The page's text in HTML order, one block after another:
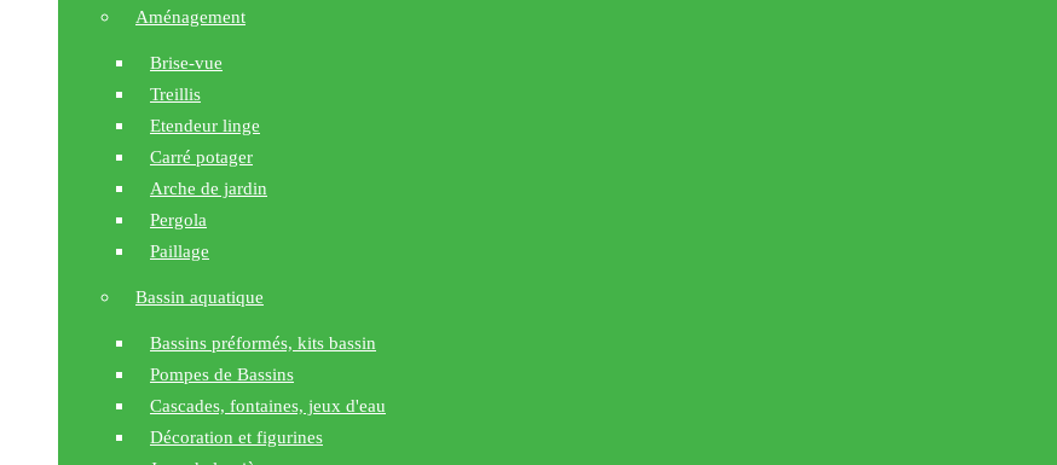
Aménagement
Brise-vue
Treillis
Etendeur linge
Carré potager
Arche de jardin
Pergola
Paillage
Bassin aquatique
Bassins préformés, kits bassin
Pompes de Bassins
Cascades, fontaines, jeux d'eau
Décoration et figurines